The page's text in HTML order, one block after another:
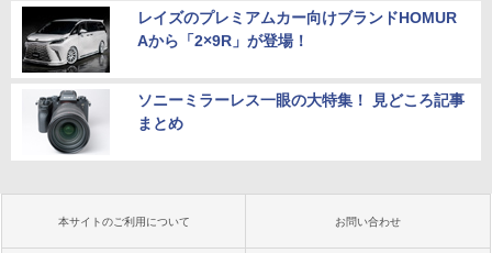
レイズのプレミアムカー向けブランドHOMUR
Aから「2×9R」が登場！
ソニーミラーレス一眼の大特集！ 見どころ記事
まとめ
本サイトのご利用について お問い合わせ